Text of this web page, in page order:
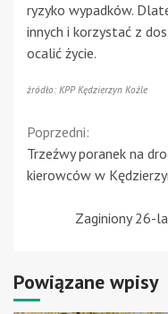
ryzyko wypadków.
innych i korzystać z
ocalić życie.
źródło: KPP Kędzierzyn Koźle
Continue
Reading
Poprzedni:
Trzeźwy poranek na
kierowców w
Zaginiony 26-
Powiązane wpisy